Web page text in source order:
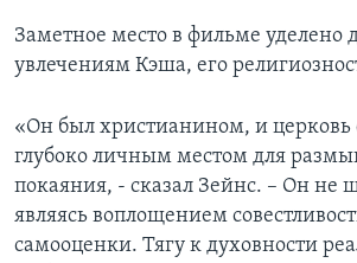
Заметное место в фильме уделено
увлечениям Кэша, его
«Он был христианином, и церковь
глубоко личным местом для
покаяния, - сказал Зейнс. – Он не
являясь воплощением
самооценки. Тягу к духовности